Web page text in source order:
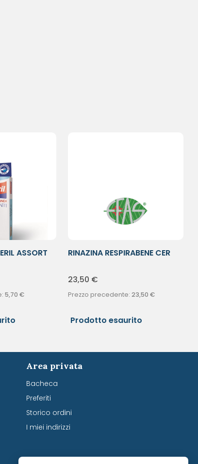
ASSORT
5,70 €
RINAZINA RESPIRABENE CER
23,50 €
Prezzo precedente: 23,50 €
Prodotto esaurito
Area privata
Bacheca
Preferiti
Storico ordini
I miei indirizzi